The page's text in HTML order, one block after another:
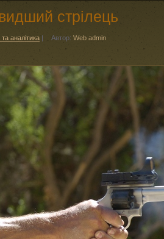
стрілець
аналітика | Автор: Web admin